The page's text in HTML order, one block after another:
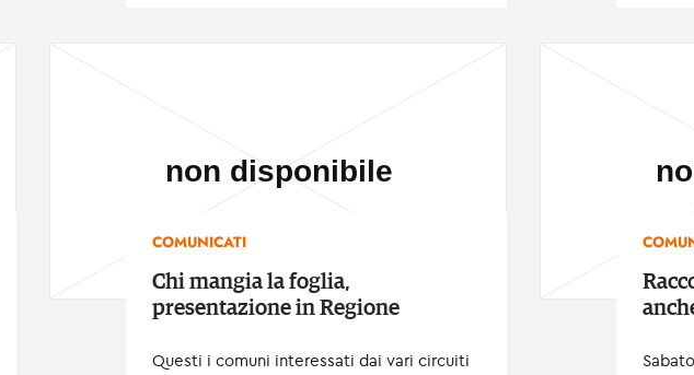
COMUNICATI
Chi mangia la foglia,
presentazione in Regione
Questi i comuni interessati dai vari circuiti